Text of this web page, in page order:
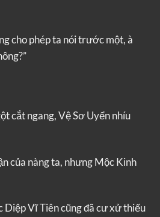
cho phép ta nói trước một, à
cắt ngang, Vệ Sơ Uyển nhíu
của nàng ta, nhưng Mộc Kinh
Diệp Vĩ Tiên cũng đã cư xử thiếu